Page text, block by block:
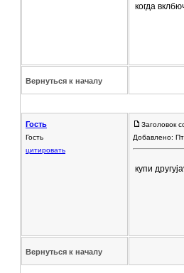
когда
Вернуться к началу
Гость
Гость
цитировать
Заголовок
Добавлено:
купи
Вернуться к началу